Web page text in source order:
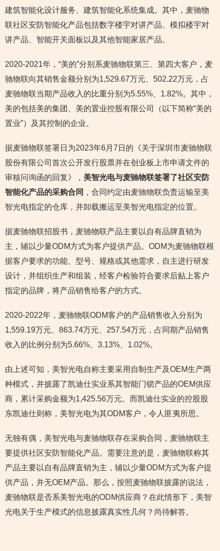
建筑智能化设计服务、建筑智能化系统集成。其中，麦驰物
联社区安防智能化产品包括数字楼宇对讲产品、模拟楼宇对
讲产品、智能开关面板以及其他智能家居产品。
2020-2021年，“美的”分别系麦驰物联第三、第四大客户，麦
驰物联向其销售金额分别为1,529.67万元、502.22万元，占
麦驰物联当期产品收入的比重分别为5.55%、1.82%。其中，
美的包括美的集团、美的置业控股有限公司（以下简称“美的
置业”）及其控制的企业。
据麦驰物联签署日为2023年6月7日的《关于深圳市麦驰物联
股份有限公司首次公开发行股票并在创业板上市申请文件的
审核问询函的回复》， 美智光电与麦驰物联签署了社区安防
智能化产品的采购合同 ，合同约定由麦驰物联负责运输至美
智光电指定的仓库，并卸载搬运至美智光电指定的位置。
据麦驰物联招股书，麦驰物联产品主要以自有品牌直销为
主，辅以少量ODM方式为客户提供产品。ODM为麦驰物联根
据客户要求的功能、型号、规格或其他需求，自主进行研发
设计，并组织生产和组装，经客户检验符合要求后贴上客户
指定的品牌，将产品销售给客户的方式。
2020-2022年，麦驰物联ODM客户的产品销售收入分别为
1,559.19万元、863.74万元、257.54万元，占同期产品销售
收入的比例分别为5.66%、3.13%、1.02%。
由上述可知，美智光电自称主要采用自制生产及OEM生产两
种模式，并披露了凯迪仕实业系其智能门锁产品的OEM供应
商，累计采购金额为1,425.56万元。而凯迪仕实业的控股股
东凯迪仕则称，美智光电为其ODM客户，令人匪夷所思。
无独有偶，美智光电与麦驰物联存在采购合同，麦驰物联主
要提供社区安防智能化产品。需要注意的是，麦驰物联称其
产品主要以自有品牌直销为主，辅以少量ODM方式为客户提
供产品，并无OEM产品。那么，按照麦驰物联披露的说法，
麦驰物联是否系美智光电的ODM供应商？在此情形下，美智
光电关于生产模式的信息披露真实性几何？尚待解答。